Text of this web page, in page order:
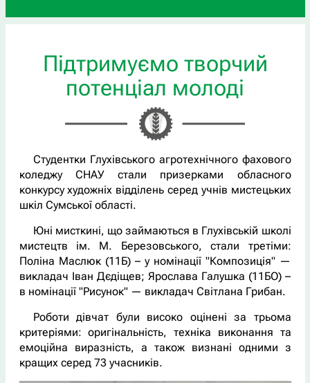
Підтримуємо творчий
потенціал молоді
Студентки Глухівського агротехнічного фахового
коледжу СНАУ стали призерками обласного
конкурсу художніх відділень серед учнів мистецьких
шкіл Сумської області.
Юні мисткині, що займаються в Глухівській школі
мистецтв ім. М. Березовського, стали третіми:
Поліна Маслюк (11Б) – у номінації "Композиція" —
викладач Іван Дєдіщев; Ярослава Галушка (11БО) –
в номінації "Рисунок" — викладач Світлана Грибан.
Роботи дівчат були високо оцінені за трьома
критеріями: оригінальність, техніка виконання та
емоційна виразність, а також визнані одними з
кращих серед 73 учасників.